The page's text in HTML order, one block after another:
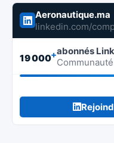
Aeronautique.ma
linkedin.com/
19 000+abonnés